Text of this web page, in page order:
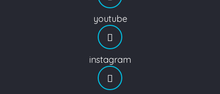
youtube
instagram